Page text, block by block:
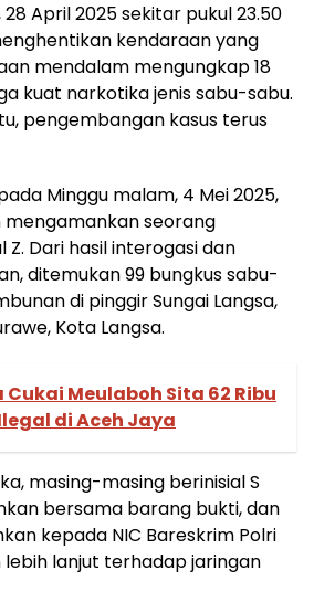
April 2025 sekitar pukul 23.50
kendaraan yang
mendalam mengungkap 18
kuat narkotika jenis sabu-sabu.
pengembangan kasus terus
Minggu malam, 4 Mei 2025,
seorang
Dari hasil interogasi dan
ditemukan 99 bungkus sabu-
di pinggir Sungai Langsa,
Kota Langsa.
Cukai Meulaboh Sita 62 Ribu
di Aceh Jaya
masing-masing berinisial S
bersama barang bukti, dan
kepada NIC Bareskrim Polri
lanjut terhadap jaringan